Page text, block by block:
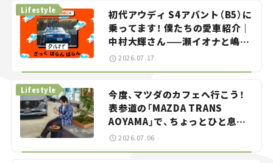
初代アウディ S4アバント（B5）に
乗ってます！ 僕たちの愛車紹介｜
中村大輝さん——瀬イオナと嶋田
智之の「クルマでざっくばらんば
らん！」＃20
Lifestyle
2026.07.17
今度、マツダのカフェへ行こう！
表参道の「MAZDA TRANS
AOYAMA」で、ちょっとひと息。
——連載｜CCGとクルマでどうす
Lifestyle
2026.07.06